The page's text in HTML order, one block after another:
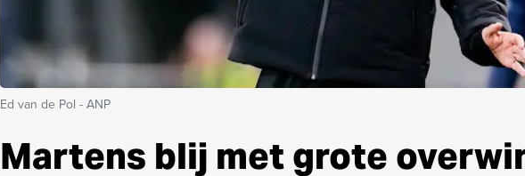
Ed van de Pol - ANP
Martens blij met grote